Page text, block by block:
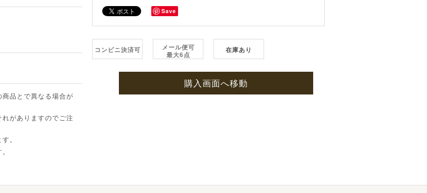
品とで異なる場合が
がありますのでご注
。
Save
コンビニ決済可
メール便可
最大6点
在庫あり
購入画面へ移動